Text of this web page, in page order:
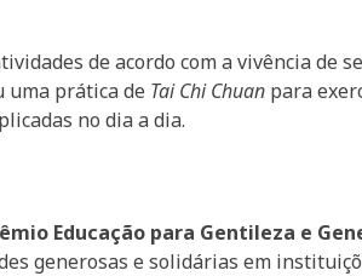
de acordo com a vivência de
uma prática de Tai Chi Chuan para
no dia a dia.
Educação para Gentileza e
generosas e solidárias em